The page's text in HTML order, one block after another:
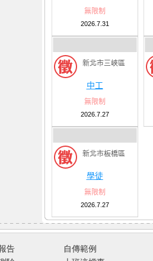
無限制
2026.7.31
新北市三峽區
中工
無限制
2026.7.27
新北市板橋區
學徒
無限制
2026.7.27
告
自傳範例